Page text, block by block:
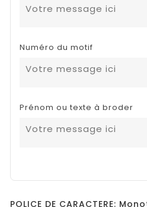
Numéro du motif
Prénom ou texte à broder
POLICE DE CARACTERE: